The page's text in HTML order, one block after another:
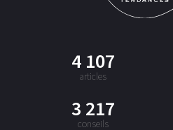
4 107
articles
3 217
conseils